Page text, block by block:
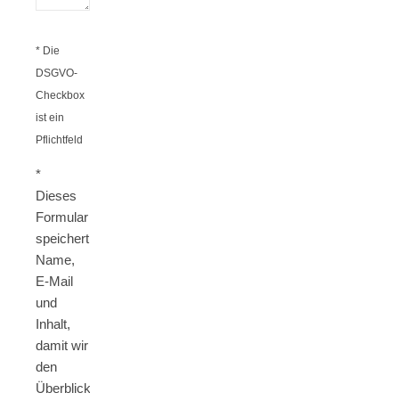
* Die
DSGVO-
Checkbox
ist ein
Pflichtfeld
*
Dieses
Formular
speichert
Name,
E-Mail
und
Inhalt,
damit wir
den
Überblick